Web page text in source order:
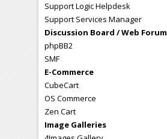
Support Logic Helpdesk
Support Services Manager
Discussion Board / Web Forum
phpBB2
SMF
E-Commerce
CubeCart
OS Commerce
Zen Cart
Image Galleries